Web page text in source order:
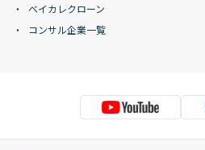
ベイカレクローン
コンサル企業一覧